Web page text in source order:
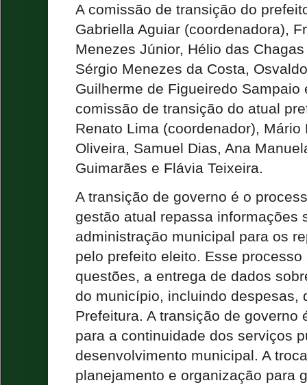
A comissão de transição do
Gabriella Aguiar (coordenadora),
Menezes Júnior, Hélio das
Sérgio Menezes da Costa,
Guilherme de Figueiredo Sampaio
comissão de transição do atual
Renato Lima (coordenador),
Oliveira, Samuel Dias, Ana
Guimarães e Flávia Teixeira.
A transição de governo é o
gestão atual repassa informações
administração municipal para os
pelo prefeito eleito. Esse
questões, a entrega de dados
do município, incluindo despesas,
Prefeitura. A transição de governo
para a continuidade dos serviços
desenvolvimento municipal. A
planejamento e organização para